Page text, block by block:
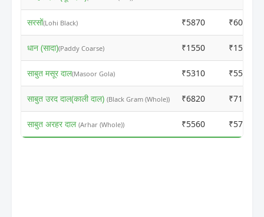
सरसों(Lohi Black) ₹5870 ₹6050
धान (सादा)(Paddy Coarse) ₹1550 ₹1570
साबुत मसूर दाल(Masoor Gola) ₹5310 ₹5510
साबुत उरद दाल(काली दाल) (Black Gram (Whole)) ₹6820 ₹7100
साबुत अरहर दाल (Arhar (Whole)) ₹5560 ₹5770